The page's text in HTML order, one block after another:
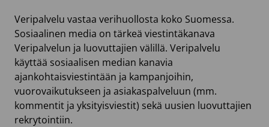
Veripalvelu vastaa verihuollosta koko Suomessa.
Sosiaalinen media on tärkeä viestintäkanava
Veripalvelun ja luovuttajien välillä. Veripalvelu
käyttää sosiaalisen median kanavia
ajankohtaisviestintään ja kampanjoihin,
vuorovaikutukseen ja asiakaspalveluun (mm.
kommentit ja yksityisviestit) sekä uusien luovuttajien
rekrytointiin.